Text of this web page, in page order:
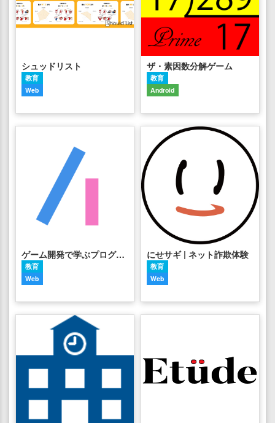
シュッドリスト
教育
Web
ザ・素因数分解ゲーム
教育
Android
ゲーム開発で学ぶプログラミング
教育
Web
にせサギ | ネット詐欺体験
教育
Web